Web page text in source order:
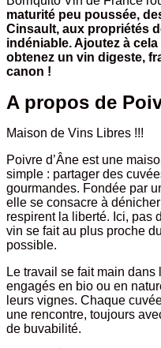
maturité peu poussée,
Cinsault, aux propriétés
indéniable. Ajoutez à
obtenez un vin digeste,
canon !
A propos de
Maison de Vins Libres !!!
Poivre d’Âne est une
simple : partager des
gourmandes. Fondée par
elle se consacre à
respirent la liberté. Ici, pas
vin se fait au plus proche
possible.
Le travail se fait main
engagés en bio ou en
leurs vignes. Chaque
une rencontre, toujours
de buvabilité.